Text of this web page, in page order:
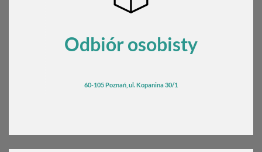
Odbiór osobisty
60-105 Poznań, ul. Kopanina 30/1